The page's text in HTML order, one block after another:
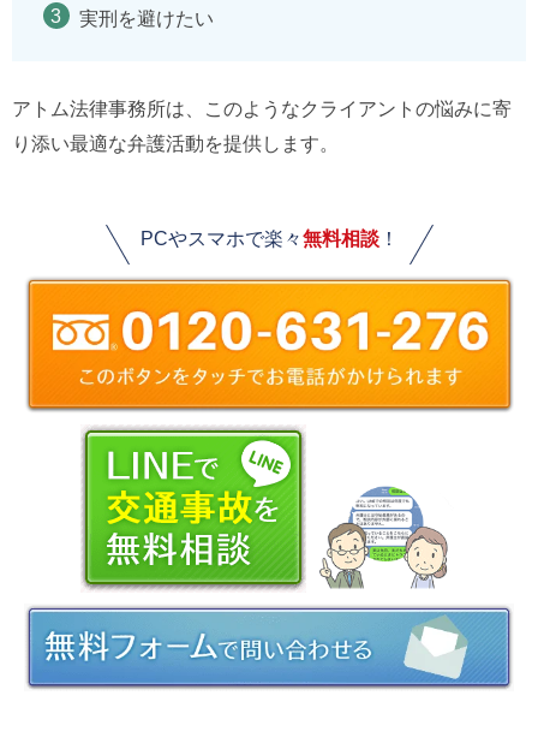
実刑を避けたい
アトム法律事務所は、このようなクライアントの悩みに寄
り添い最適な弁護活動を提供します。
PCやスマホで楽々無料相談！